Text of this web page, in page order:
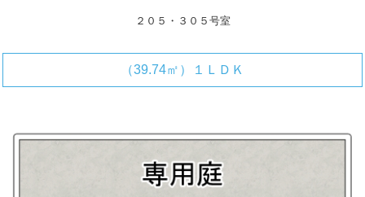
２０５・３０５号室
（39.74㎡）１ＬＤＫ